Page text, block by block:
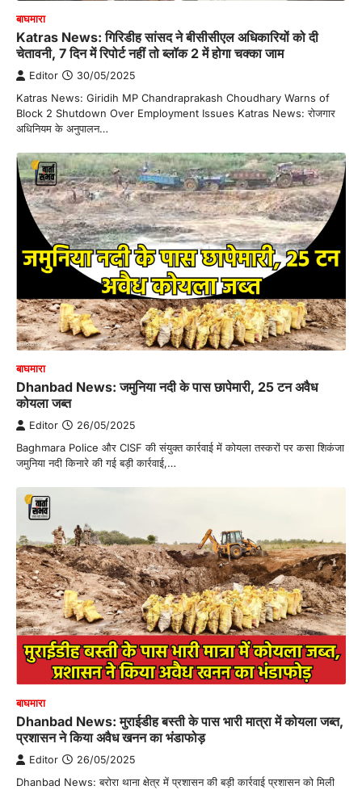
बाघमारा
Katras News: गिरिडीह सांसद ने बीसीसीएल अधिकारियों को दी
चेतावनी, 7 दिन में रिपोर्ट नहीं तो ब्लॉक 2 में होगा चक्का जाम
Editor 30/05/2025
Katras News: Giridih MP Chandraprakash Choudhary Warns of
Block 2 Shutdown Over Employment Issues Katras News: रोजगार
अधिनियम के अनुपालन…
बाघमारा
Dhanbad News: जमुनिया नदी के पास छापेमारी, 25 टन अवैध
कोयला जब्त
Editor 26/05/2025
Baghmara Police और CISF की संयुक्त कार्रवाई में कोयला तस्करों पर कसा शिकंजा
जमुनिया नदी किनारे की गई बड़ी कार्रवाई,…
बाघमारा
Dhanbad News: मुराईडीह बस्ती के पास भारी मात्रा में कोयला जब्त,
प्रशासन ने किया अवैध खनन का भंडाफोड़
Editor 26/05/2025
Dhanbad News: बरोरा थाना क्षेत्र में प्रशासन की बड़ी कार्रवाई प्रशासन को मिली